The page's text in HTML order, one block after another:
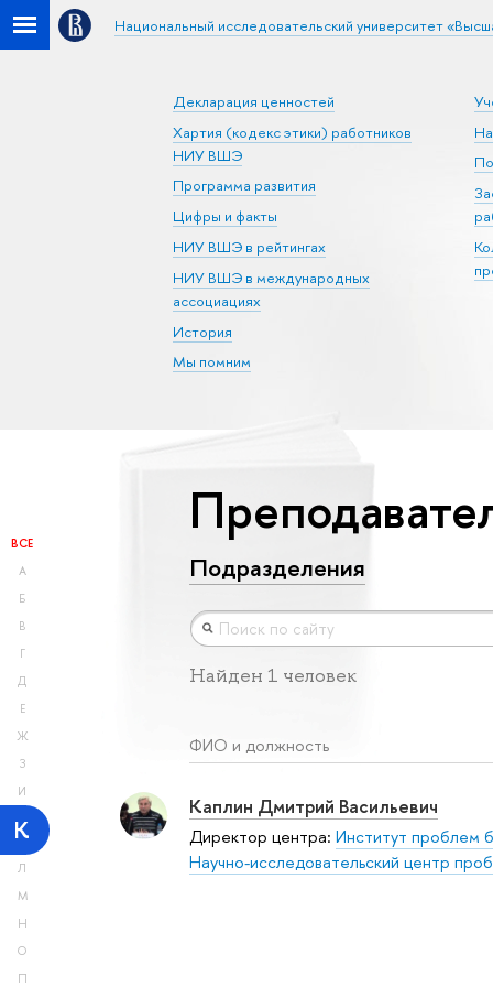
Национальный исследовательский университет
Декларация ценностей
Хартия (кодекс этики) работников
НИУ ВШЭ
Программа развития
Цифры и факты
НИУ ВШЭ в рейтингах
НИУ ВШЭ в международных
ассоциациях
История
Мы помним
ВСЕ
А
Б
В
Г
Д
Е
Ж
З
И
К
Л
М
Н
О
П
Подразделения
Найден 1 человек
ФИО и должность
Каплин Дмитрий Васильевич
Директор центра: Институт проблем
Научно-исследовательский центр